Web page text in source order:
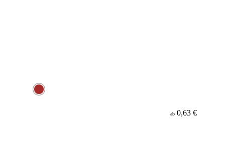
ab 0,63 €